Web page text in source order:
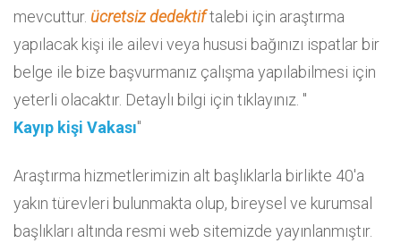
mevcuttur. ücretsiz dedektiftalebi için araştırma
yapılacak kişi ile ailevi veya hususi bağınızı ispatlar bir
belge ile bize başvurmanız çalışma yapılabilmesi için
yeterli olacaktır. Detaylı bilgi için tıklayınız. "
Kayıp kişi Vakası"
Araştırma hizmetlerimizin alt başlıklarla birlikte 40'a
yakın türevleri bulunmakta olup, bireysel ve kurumsal
başlıkları altında resmi web sitemizde yayınlanmıştır.